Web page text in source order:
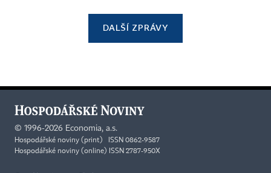
DALŠÍ ZPRÁVY
© 1996-2026 Economia, a.s.
Hospodářské noviny (print) ISSN 0862-9587
Hospodářské noviny (online) ISSN 2787-950X